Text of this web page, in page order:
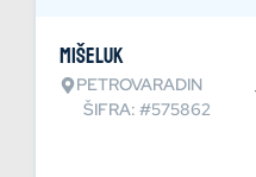
Mišeluk
PETROVARADIN
ŠIFRA: #575862